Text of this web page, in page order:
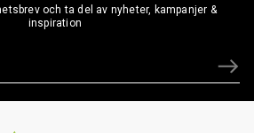
och ta del av nyheter, kampanjer &
inspiration